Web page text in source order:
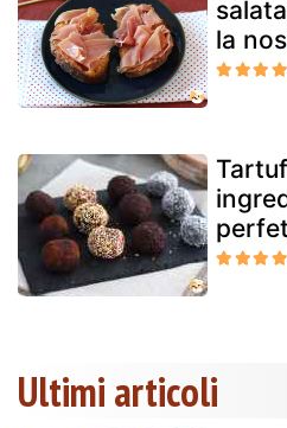
la
Ultimi articoli